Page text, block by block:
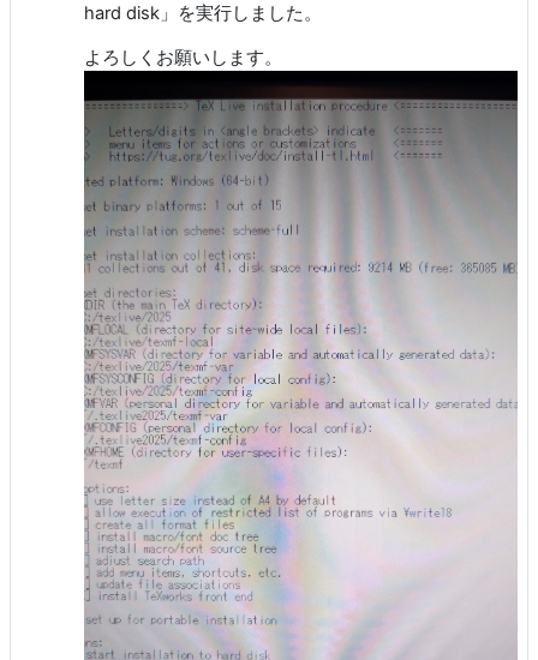
hard disk」を実行しました。
よろしくお願いします。